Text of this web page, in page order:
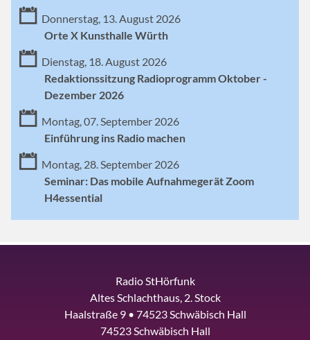
Donnerstag, 13. August 2026
Orte X Kunsthalle Würth
Dienstag, 18. August 2026
Redaktionssitzung Radioprogramm Oktober -
Dezember 2026
Montag, 07. September 2026
Einführung ins Radio machen
Montag, 28. September 2026
Seminar: Das mobile Aufnahmegerät Zoom
H4essential
Radio StHörfunk
Altes Schlachthaus, 2. Stock
Haalstraße 9 • 74523 Schwäbisch Hall
74523 Schwäbisch Hall